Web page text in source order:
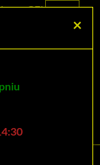
CEN
Menu
×